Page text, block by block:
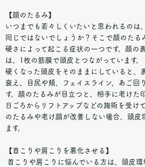
【顔のたるみ】
いつまでも若々しくいたいと思われるのは
同じではないでしょうか？そこで顔のたる
硬さによって起こる症状の一つです。顔の
は、1枚の筋膜で頭皮とつながっています。
硬くなった頭皮をそのままにしていると、
衰え、目尻や頬、フェイスライン、あご回
す。顔のたるみが目立つと、相手に老けた
日ごろからリフトアップなどの施術を受け
のたるみや老け顔が改善しない場合、頭皮
ます。
【首こりや肩こりを悪化させる】
首こりや肩こりに悩んでいる方は、頭皮環